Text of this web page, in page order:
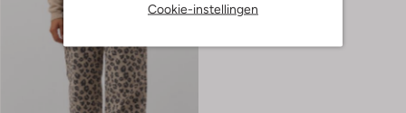
Cookie-instellingen